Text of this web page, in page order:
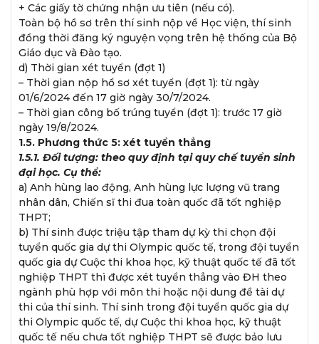
+ Các giấy tờ chứng nhận ưu tiên (nếu có).
Toàn bộ hồ sơ trên thí sinh nộp về Học viện, thí sinh
đồng thời đăng ký nguyện vọng trên hệ thống của Bộ
Giáo dục và Đào tạo.
d) Thời gian xét tuyển (đợt 1)
– Thời gian nộp hồ sơ xét tuyển (đợt 1): từ ngày
01/6/2024 đến 17 giờ ngày 30/7/2024.
– Thời gian công bố trúng tuyển (đợt 1): trước 17 giờ
ngày 19/8/2024.
1.5. Phương thức 5: xét tuyển thẳng
1.5.1. Đối tượng: theo quy định tại quy chế tuyển sinh
đại học. Cụ thể:
a) Anh hùng lao động, Anh hùng lực lượng vũ trang
nhân dân, Chiến sĩ thi đua toàn quốc đã tốt nghiệp
THPT;
b) Thí sinh được triệu tập tham dự kỳ thi chọn đội
tuyển quốc gia dự thi Olympic quốc tế, trong đội tuyển
quốc gia dự Cuộc thi khoa học, kỹ thuật quốc tế đã tốt
nghiệp THPT thì được xét tuyển thẳng vào ĐH theo
ngành phù hợp với môn thi hoặc nội dung đề tài dự
thi của thí sinh. Thí sinh trong đội tuyển quốc gia dự
thi Olympic quốc tế, dự Cuộc thi khoa học, kỹ thuật
quốc tế nếu chưa tốt nghiệp THPT sẽ được bảo lưu